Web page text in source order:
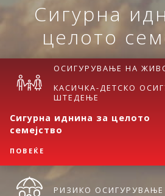
Сигурна
целото
ОСИГУРУВАЊЕ НА
КАСИЧКА-ДЕТСКО
ШТЕДЕЊЕ
Сигурна иднина за целото
семејство
ПОВЕЌЕ
РИЗИКО ОСИГУРУВАЊЕ